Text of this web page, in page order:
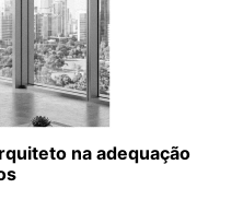
na adequação